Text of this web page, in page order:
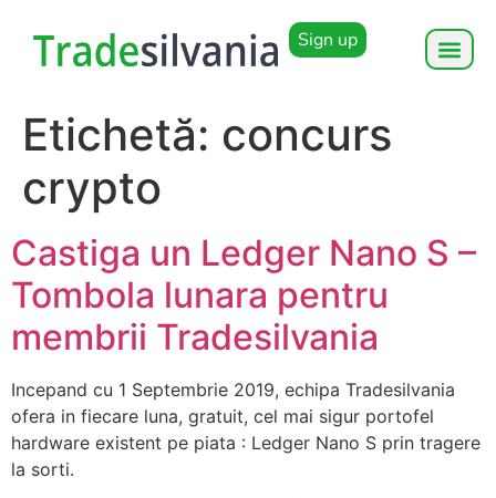
Sign up
Etichetă: concurs
crypto
Castiga un Ledger Nano S –
Tombola lunara pentru
membrii Tradesilvania
Incepand cu 1 Septembrie 2019, echipa Tradesilvania
ofera in fiecare luna, gratuit, cel mai sigur portofel
hardware existent pe piata : Ledger Nano S prin tragere
la sorti.